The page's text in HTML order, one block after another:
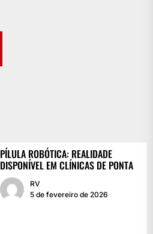
PÍLULA ROBÓTICA: REALIDADE
DISPONÍVEL EM CLÍNICAS DE PONTA
RV
5 de fevereiro de 2026